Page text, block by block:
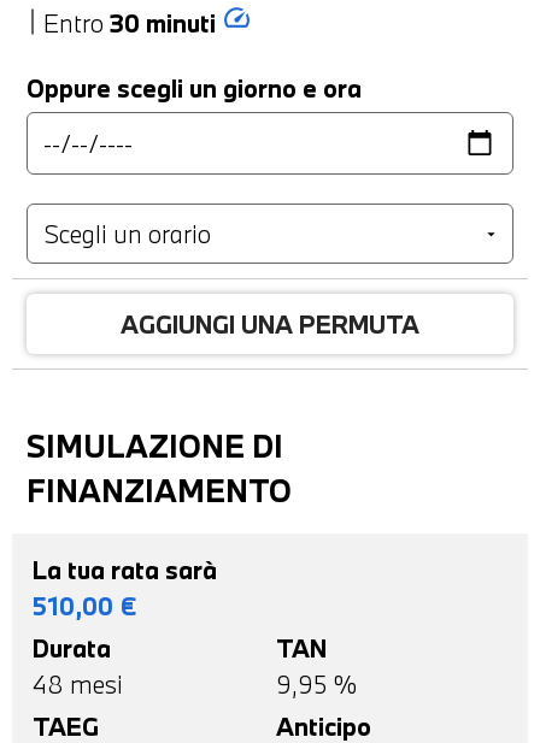
Entro 30 minuti speed
Oppure scegli un giorno e ora
AGGIUNGI UNA PERMUTA
SIMULAZIONE DI
FINANZIAMENTO
La tua rata sarà
510,00 €
Durata
48 mesi
TAN
9,95 %
TAEG
Anticipo